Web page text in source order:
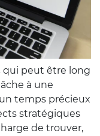
qui peut être long
à une
temps précieux
stratégiques
de trouver,